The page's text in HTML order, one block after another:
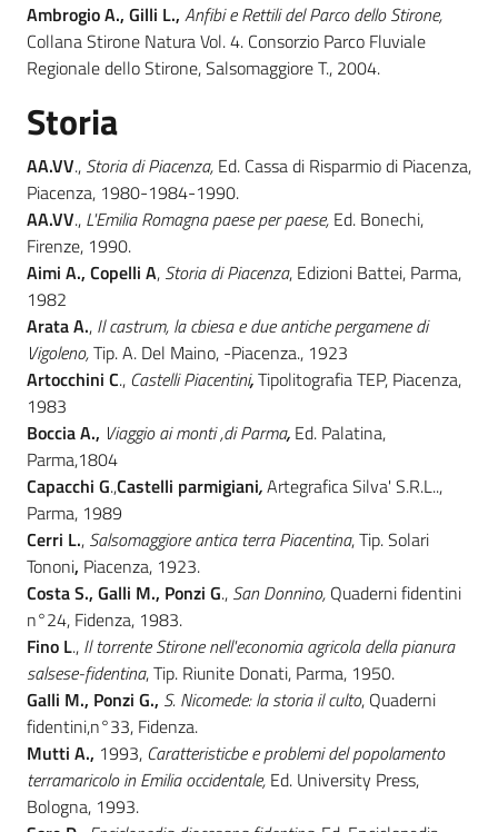
Ambrogio A., Gilli L., Anfibi e Rettili del Parco dello Stirone,
Collana Stirone Natura Vol. 4. Consorzio Parco Fluviale
Regionale dello Stirone, Salsomaggiore T., 2004.
Storia
AA.VV., Storia di Piacenza, Ed. Cassa di Risparmio di Piacenza,
Piacenza, 1980-1984-1990.
AA.VV., L'Emilia Romagna paese per paese, Ed. Bonechi,
Firenze, 1990.
Aimi A., Copelli A, Storia di Piacenza, Edizioni Battei, Parma,
1982
Arata A., Il castrum, la cbiesa e due antiche pergamene di
Vigoleno,Tip. A. Del Maino, -Piacenza., 1923
Artocchini C., Castelli Piacentini,Tipolitografia TEP, Piacenza,
1983
Boccia A., Viaggio ai monti ,di Parma, Ed. Palatina,
Parma,1804
Capacchi G.,Castelli parmigiani,Artegrafica Silva' S.R.L..,
Parma, 1989
Cerri L., Salsomaggiore antica terra Piacentina, Tip. Solari
Tononi, Piacenza, 1923.
Costa S., Galli M., Ponzi G., San Donnino, Quaderni fidentini
n°24, Fidenza, 1983.
Fino L., Il torrente Stirone nell'economia agricola della pianura
salsese-fidentina, Tip. Riunite Donati, Parma, 1950.
GaIli M., Ponzi G., S. Nicomede: la storia il culto, Quaderni
fidentini,n°33, Fidenza.
Mutti A., 1993, Caratteristicbe e problemi del popolamento
terramaricolo in Emilia occidentale, Ed. University Press,
Bologna, 1993.